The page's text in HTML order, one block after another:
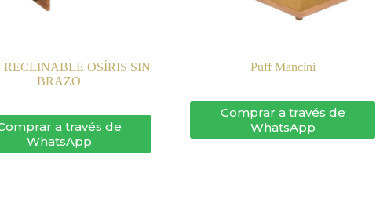
RECLINABLE OSÍRIS SIN
BRAZO
a través de
WhatsApp
Puff Mancini
Comprar a través de
WhatsApp